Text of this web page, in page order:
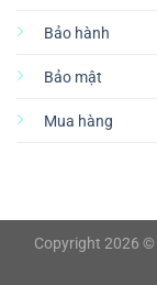
Bảo hành
Bảo mật
Mua hàng
Copyright 2026 ©